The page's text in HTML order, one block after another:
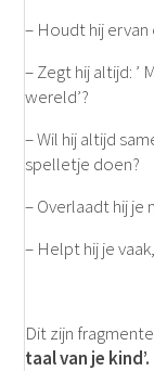
– Houdt hij
– Zegt hij altijd: ’
wereld’?
– Wil hij altijd
spelletje doen?
– Overlaadt hij
– Helpt hij je
Dit zijn
taal van je kind’.